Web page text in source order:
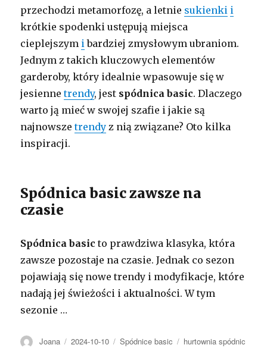
przechodzi metamorfozę, a letnie sukienki i
krótkie spodenki ustępują miejsca
cieplejszym i bardziej zmysłowym ubraniom.
Jednym z takich kluczowych elementów
garderoby, który idealnie wpasowuje się w
jesiennetrendy, jest spódnica basic. Dlaczego
warto ją mieć w swojej szafie i jakie są
najnowszetrendy z nią związane? Oto kilka
inspiracji.
Spódnica basic zawsze na
czasie
Spódnica basic to prawdziwa klasyka, która
zawsze pozostaje na czasie. Jednak co sezon
pojawiają się nowe trendy i modyfikacje, które
nadają jej świeżości i aktualności. W tym
sezonie …
Autor
Joana Opublikowano
2024-10-10 Kategorie
Spódnice basic Tagi
hurtownia spódnic